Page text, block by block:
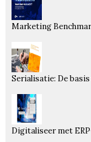
Marketing
Serialisatie: De
Digitaliseer met